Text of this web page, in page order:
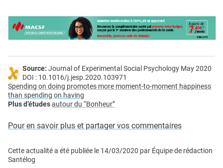
Source: Journal of Experimental Social Psychology May 2020
DOI : 10.1016/j.jesp.2020.103971
Spending on doing promotes more moment-to-moment happiness
than spending on having
Plus d’étudesautour du “Bonheur”
Pour en savoir plus et partager vos commentaires
Cette actualité a été publiée le 14/03/2020 par Équipe de rédaction
Santélog